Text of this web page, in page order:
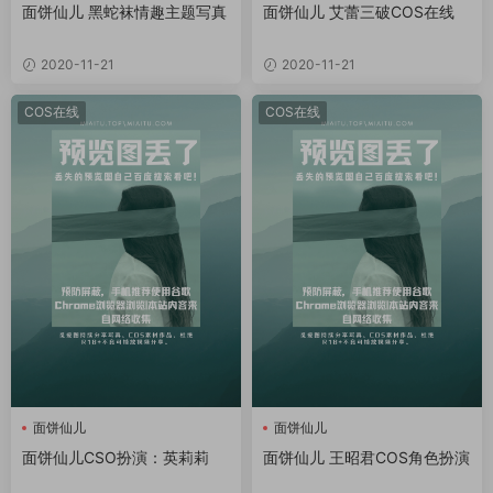
面饼仙儿 黑蛇袜情趣主题写真
2020-11-21
面饼仙儿 艾蕾三破COS在线
2020-11-21
COS在线
面饼仙儿
面饼仙儿CSO扮演：英莉莉
COS在线
面饼仙儿
面饼仙儿 王昭君COS角色扮演